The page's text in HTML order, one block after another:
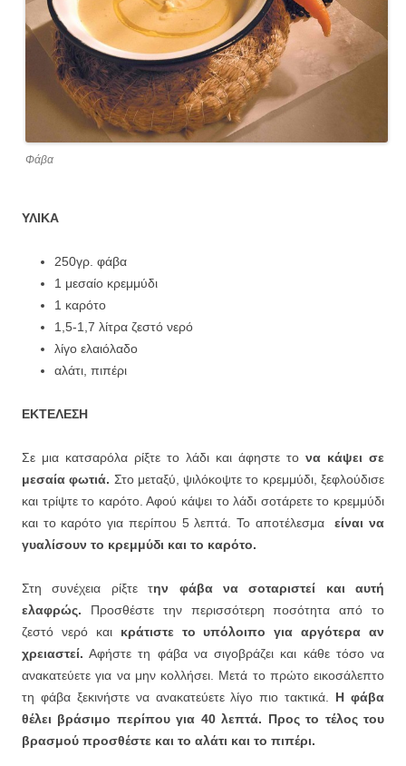
Φάβα
ΥΛΙΚΑ
250γρ. φάβα
1 μεσαίο κρεμμύδι
1 καρότο
1,5-1,7 λίτρα ζεστό νερό
λίγο ελαιόλαδο
αλάτι, πιπέρι
ΕΚΤΕΛΕΣΗ
Σε μια κατσαρόλα ρίξτε το λάδι και άφηστε το να κάψει σε
μεσαία φωτιά. Στο μεταξύ, ψιλόκοψτε το κρεμμύδι, ξεφλούδισε
και τρίψτε το καρότο. Αφού κάψει το λάδι σοτάρετε το κρεμμύδι
και το καρότο για περίπου 5 λεπτά. Το αποτέλεσμαείναι να
γυαλίσουν το κρεμμύδι και το καρότο.
Στη συνέχεια ρίξτε την φάβα να σοταριστεί και αυτή
ελαφρώς. Προσθέστε την περισσότερη ποσότητα από το
ζεστό νερό και κράτιστε το υπόλοιπο για αργότερα αν
χρειαστεί. Αφήστε τη φάβα να σιγοβράζει και κάθε τόσο να
ανακατεύετε για να μην κολλήσει. Μετά το πρώτο εικοσάλεπτο
τη φάβα ξεκινήστε να ανακατεύετε λίγο πιο τακτικά. Η φάβα
θέλει βράσιμο περίπου για 40 λεπτά. Προς το τέλος του
βρασμού προσθέστε και το αλάτι και το πιπέρι.